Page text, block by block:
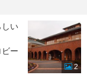
しい
ー
2